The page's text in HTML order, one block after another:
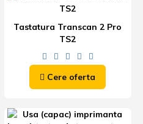
Tastatura Transcan 2 Pro
TS2
Cere oferta